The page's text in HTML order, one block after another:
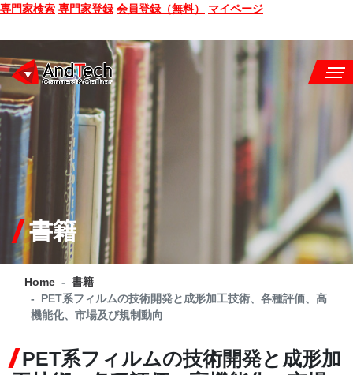
専門家検索 専門家登録 会員登録（無料） マイページ
SEMINAR
BOOK
CONSULTING
SERVICE
COMPANY
Q&A
SITE MAP
書籍
Home
書籍
PET系フィルムの技術開発と成形加工技術、各種評価、高
機能化、市場及び規制動向
PET系フィルムの技術開発と成形加